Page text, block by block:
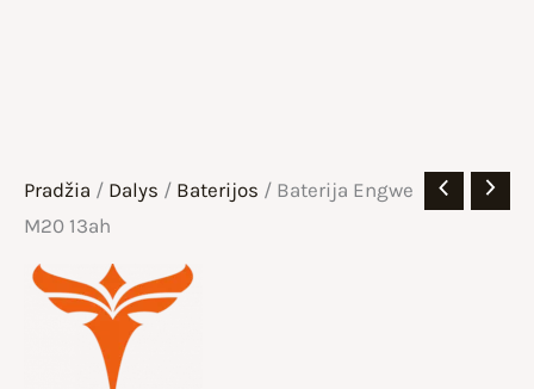
Pradžia / Dalys / Baterijos / Baterija Engwe
M20 13ah